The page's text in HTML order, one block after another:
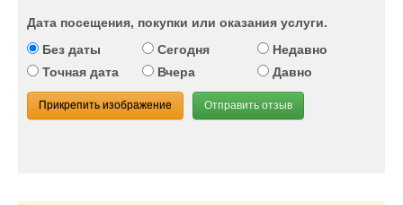
Дата посещения, покупки или оказания услуги.
Без даты
Сегодня
Недавно
Точная дата
Вчера Давно
Прикрепить изображение Отправить отзыв